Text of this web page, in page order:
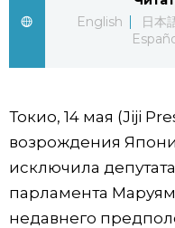
English
日本
Токио, 14 мая (Jiji
возрождения
исключила
парламента
недавнего